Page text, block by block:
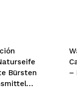
Bürsten
–